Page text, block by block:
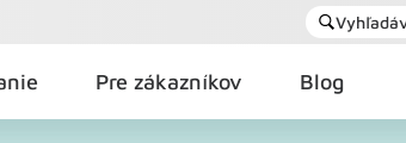
Pre zákazníkov Blog